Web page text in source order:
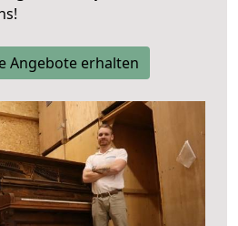
Angebote erhalten